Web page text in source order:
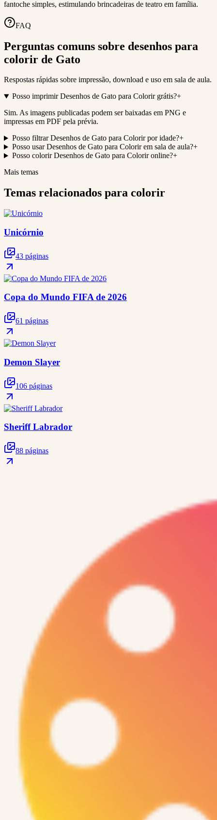
fantoche simples, estimulando brincadeiras de teatro em família.
FAQ
Perguntas comuns sobre desenhos para
colorir de Gato
Respostas rápidas sobre impressão, download e uso em sala de aula.
Posso imprimir Desenhos de Gato para Colorir grátis?+
Sim. As imagens publicadas podem ser baixadas em PNG e
impressas em PDF pela prévia.
Posso filtrar Desenhos de Gato para Colorir por idade?+
Posso usar Desenhos de Gato para Colorir em sala de aula?+
Posso colorir Desenhos de Gato para Colorir online?+
Mais temas
Temas relacionados para colorir
Unicórnio
43 páginas
Copa do Mundo FIFA de 2026
61 páginas
Demon Slayer
106 páginas
Sheriff Labrador
88 páginas